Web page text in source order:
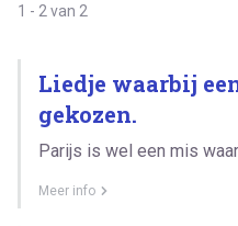
1 - 2 van 2
Liedje waarbij
gekozen.
Parijs is wel een mis
Meer info